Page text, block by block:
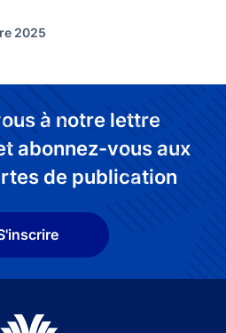
2025
à notre lettre
abonnez-vous aux
de publication